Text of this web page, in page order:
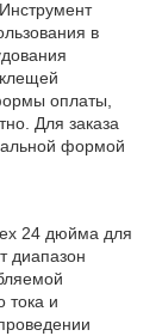
в
оплаты,
Для заказа
формой
24 дюйма для
диапазон
тока и